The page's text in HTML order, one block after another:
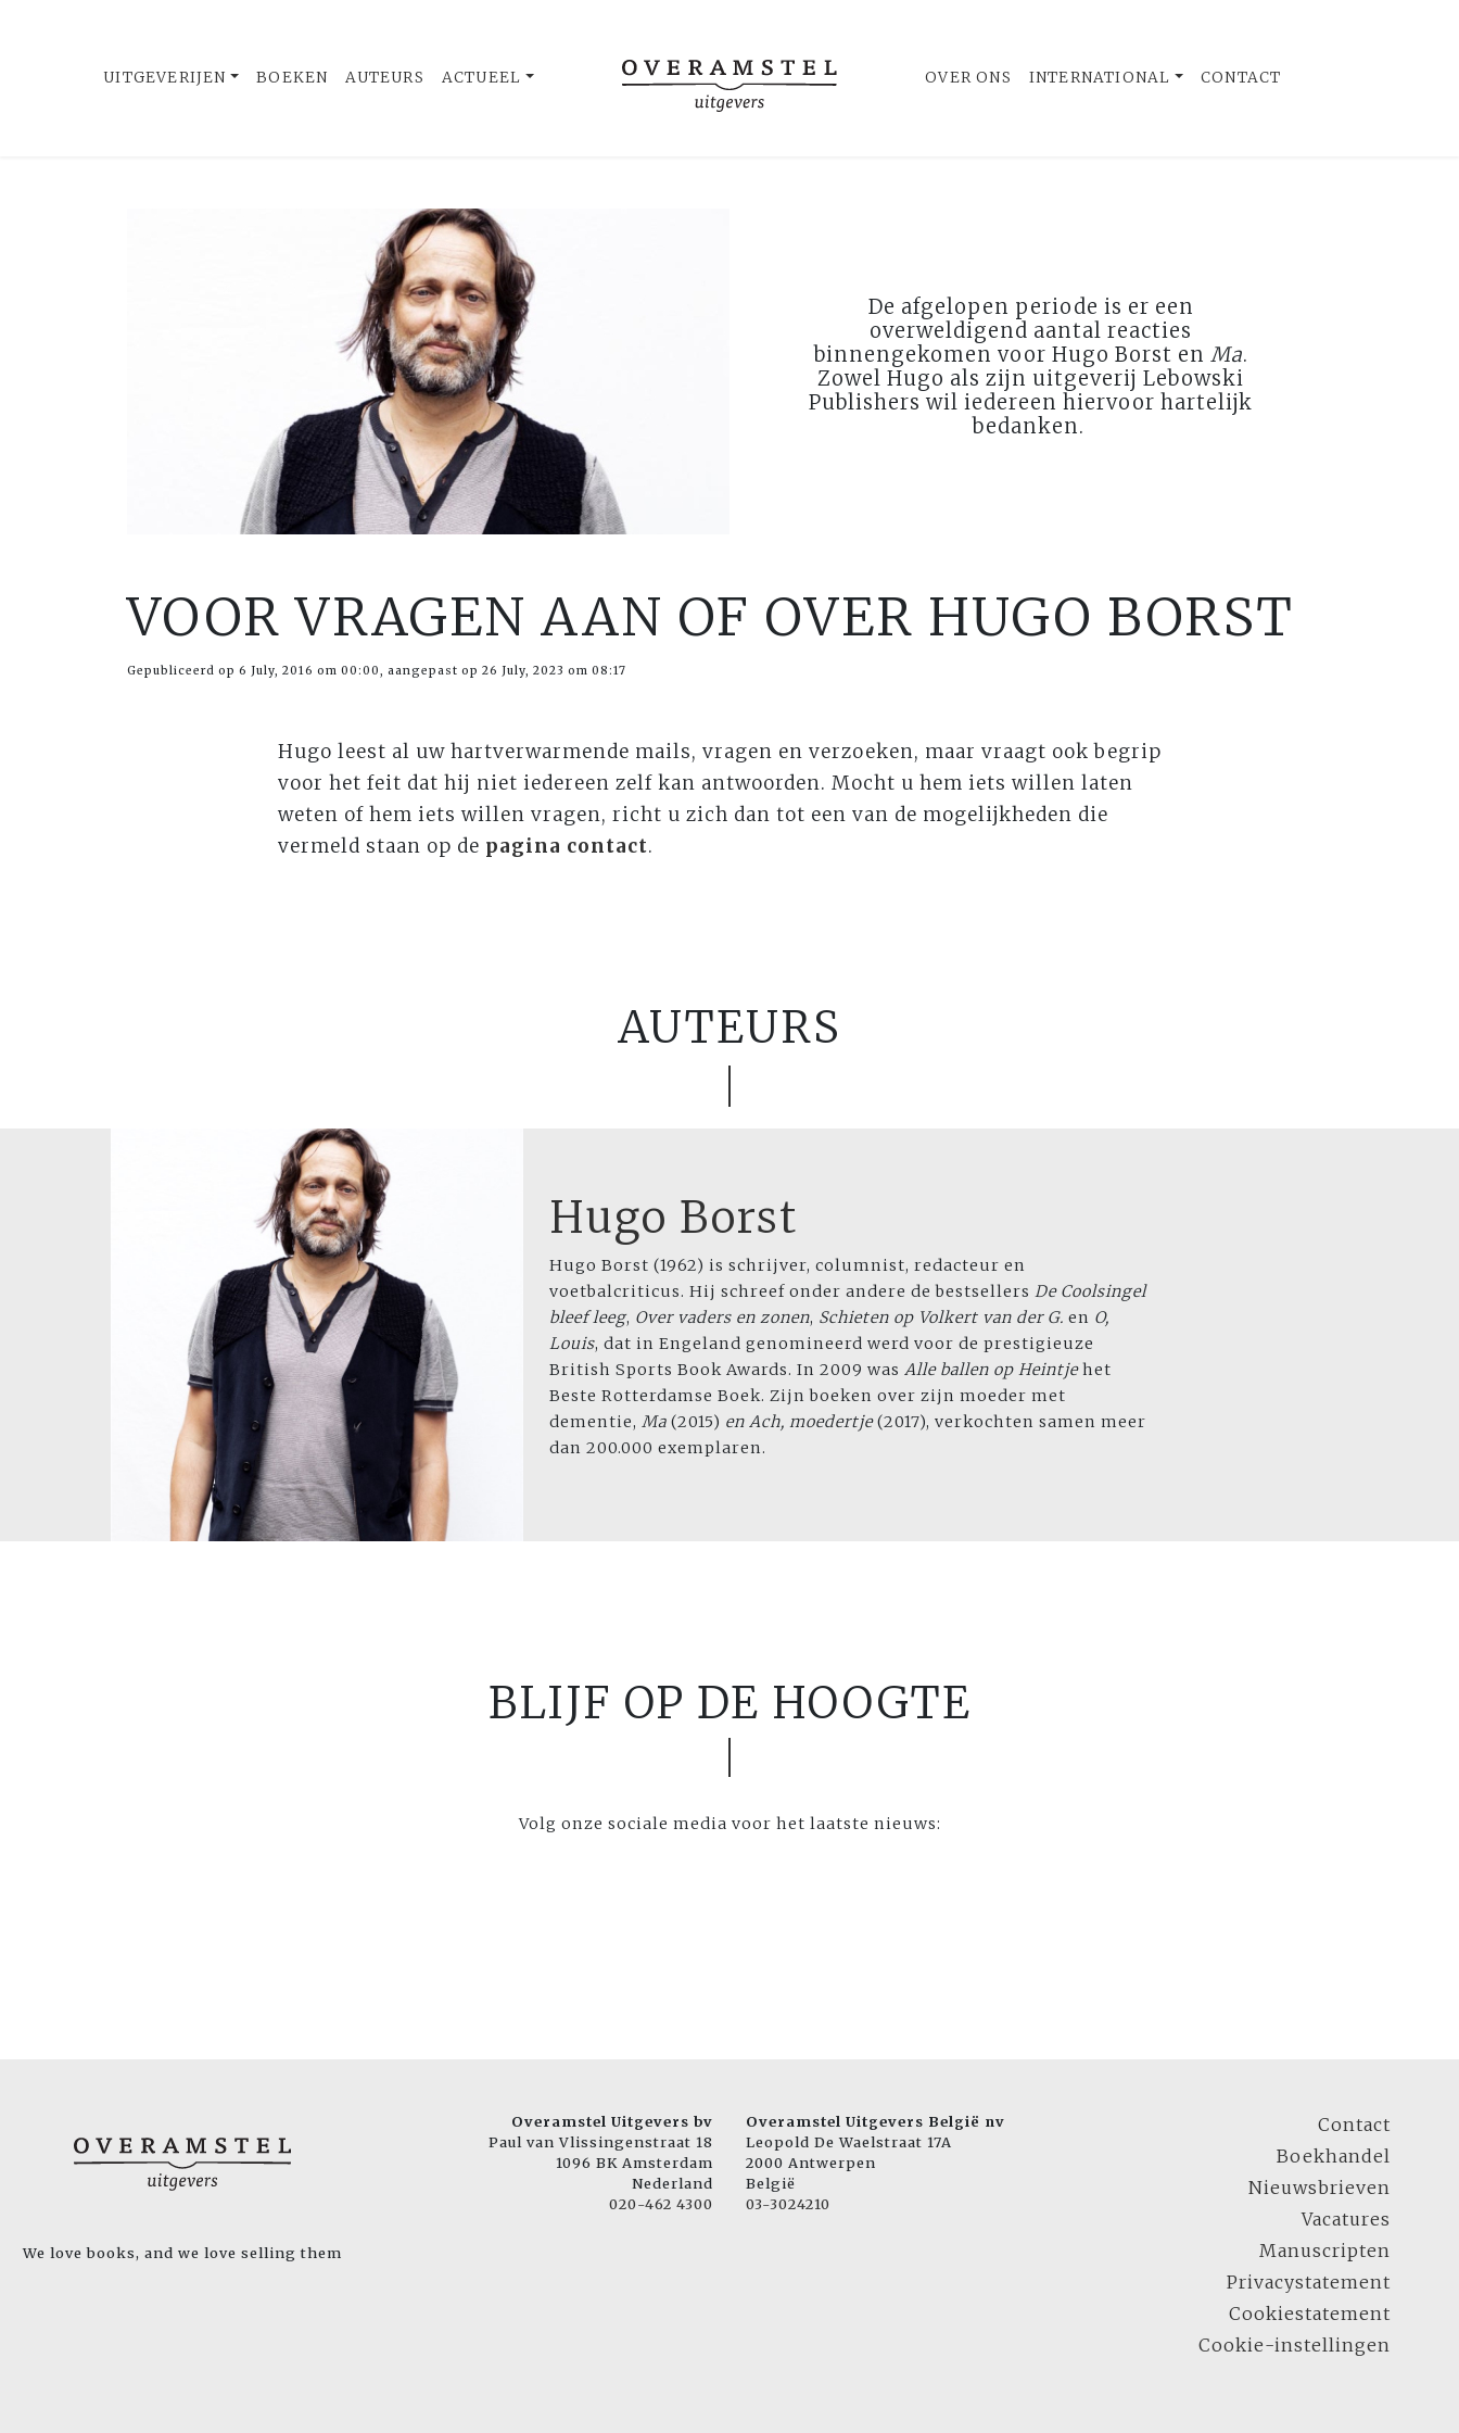
UITGEVERIJEN BOEKEN AUTEURS ACTUEEL OVER ONS INTERNATIONAL CONTACT
De afgelopen periode is er een
overweldigend aantal reacties
binnengekomen voor Hugo Borst en Ma.
Zowel Hugo als zijn uitgeverij Lebowski
Publishers wil iedereen hiervoor hartelijk
bedanken.
VOOR VRAGEN AAN OF OVER HUGO BORST
Gepubliceerd op 6 July, 2016 om 00:00, aangepast op 26 July, 2023 om 08:17
Hugo leest al uw hartverwarmende mails, vragen en verzoeken, maar vraagt ook begrip
voor het feit dat hij niet iedereen zelf kan antwoorden. Mocht u hem iets willen laten
weten of hem iets willen vragen, richt u zich dan tot een van de mogelijkheden die
vermeld staan op de pagina contact.
AUTEURS
Hugo Borst
Hugo Borst (1962) is schrijver, columnist, redacteur en
voetbalcriticus. Hij schreef onder andere de bestsellers De Coolsingel
bleef leeg, Over vaders en zonen, Schieten op Volkert van der G. en O,
Louis, dat in Engeland genomineerd werd voor de prestigieuze
British Sports Book Awards. In 2009 was Alle ballen op Heintjehet
Beste Rotterdamse Boek. Zijn boeken over zijn moeder met
dementie, Ma (2015) en Ach, moedertje(2017), verkochten samen meer
dan 200.000 exemplaren.
BLIJF OP DE HOOGTE
Volg onze sociale media voor het laatste nieuws:
We love books, and we love selling them
Overamstel Uitgevers bv
Paul van Vlissingenstraat 18
1096 BK Amsterdam
Nederland
020-462 4300
Overamstel Uitgevers België nv
Leopold De Waelstraat 17A
2000 Antwerpen
België
03-3024210
Contact
Boekhandel
Nieuwsbrieven
Vacatures
Manuscripten
Privacystatement
Cookiestatement
Cookie-instellingen